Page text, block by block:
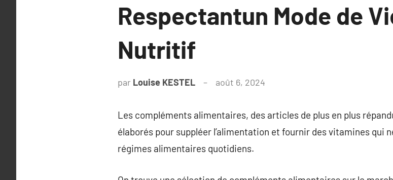
Respectantun Mode de
Nutritif
par Louise KESTEL août 6, 2024
Les compléments alimentaires, des articles de plus en plus
élaborés pour suppléer l’alimentation et fournir des vitamines qui
régimes alimentaires quotidiens.